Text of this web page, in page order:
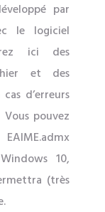
par
le logiciel
ici des
et des
d’erreurs
pouvez
10,
(très